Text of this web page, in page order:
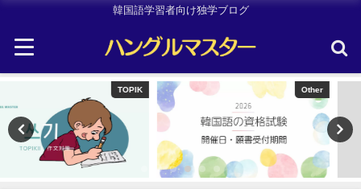
韓国語学習者向け独学ブログ
Other Uncategorized